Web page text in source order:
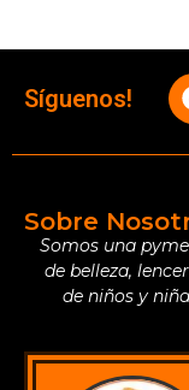
Síguenos!
Sobre
Somos una
de belleza,
de niños y